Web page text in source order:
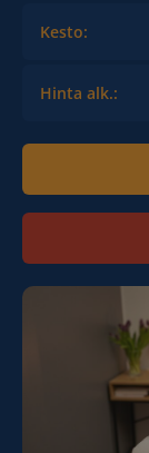
Kesto:
Hinta alk.: